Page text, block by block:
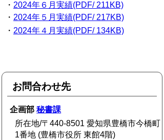
・ 2024年６月実績(PDF/ 211KB)
・ 2024年５月実績(PDF/ 217KB)
・ 2024年４月実績(PDF/ 134KB)
お問合わせ先
企画部秘書課
所在地/〒440-8501 愛知県豊橋市今橋町
1番地 (豊橋市役所 東館4階)